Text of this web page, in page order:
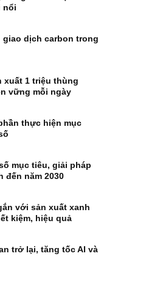
nổi
dịch carbon trong
xuất 1 triệu thùng
vững mỗi ngày
thực hiện mục
mục tiêu, giải pháp
đến năm 2030
với sản xuất xanh
kiệm, hiệu quả
trở lại, tăng tốc AI và